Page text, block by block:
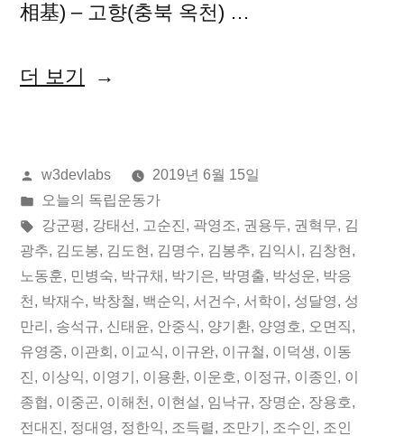
相基) – 고향(충북 옥천) …
더 보기 “2019
월
15
일
오
늘
의
독
립
올
린
이:
w3devlabs
2019년 6월 15일
게
시
됨:
오늘의 독립운동가
태
그:
강군평, 강태선 , 고순진 , 곽영조, 권용두, 권혁무, 김
광추, 김도봉, 김도현 , 김명수, 김봉추, 김익시 , 김창현 ,
노동훈, 민병숙, 박규채 , 박기은, 박명출, 박성운, 박응
천 , 박재수, 박창철, 백순익, 서건수, 서학이 , 성달영, 성
만리 , 송석규, 신태윤, 안중식, 양기환, 양영호, 오면직,
유영중, 이관회 , 이교식, 이규완, 이규철, 이덕생, 이동
진 , 이상익, 이영기 , 이용환, 이운호, 이정규, 이종인 , 이
종협 , 이중곤, 이해천 , 이현설, 임낙규, 장명순, 장용호,
전대진 , 정대영, 정한익, 조득렬, 조만기 , 조수인 , 조인